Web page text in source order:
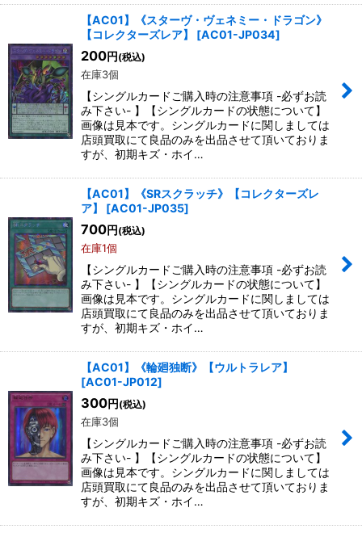
【AC01】《スターヴ・ヴェネミー・ドラゴン》
【コレクターズレア】
[AC01-JP034]
200円 (税込)
在庫3個
【シングルカードご購入時の注意事項 -必ずお読
み下さい- 】【シングルカードの状態について】
画像は見本です。シングルカードに関しましては
店頭買取にて良品のみを出品させて頂いておりま
すが、初期キズ・ホイ…
【AC01】《SRスクラッチ》【コレクターズレ
ア】
[AC01-JP035]
700円 (税込)
在庫1個
【シングルカードご購入時の注意事項 -必ずお読
み下さい- 】【シングルカードの状態について】
画像は見本です。シングルカードに関しましては
店頭買取にて良品のみを出品させて頂いておりま
すが、初期キズ・ホイ…
【AC01】《輪廻独断》【ウルトラレア】
[AC01-JP012]
300円 (税込)
在庫3個
【シングルカードご購入時の注意事項 -必ずお読
み下さい- 】【シングルカードの状態について】
画像は見本です。シングルカードに関しましては
店頭買取にて良品のみを出品させて頂いておりま
すが、初期キズ・ホイ…